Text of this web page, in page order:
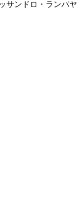
サンドロ・ランパヤ